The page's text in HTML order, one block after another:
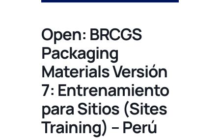
Open: BRCGS
Packaging
Materials Versión
7: Entrenamiento
para Sitios (Sites
Training) – Perú